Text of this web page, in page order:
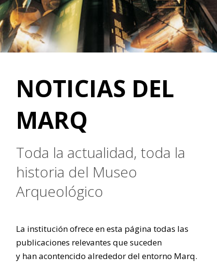
NOTICIAS DEL
MARQ
Toda la actualidad, toda la
historia del Museo
Arqueológico
La institución ofrece en esta página todas las
publicaciones relevantes que suceden
y han acontencido alrededor del entorno Marq.